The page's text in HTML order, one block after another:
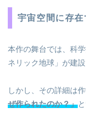
宇宙空間に存
本作の舞台では、科
ネリック地球」が建設
しかし、その詳細は
ぜ作られたのか？」